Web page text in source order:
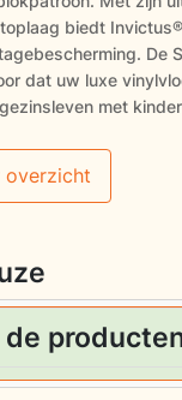
biedt
De
dat uw luxe
met
overzicht